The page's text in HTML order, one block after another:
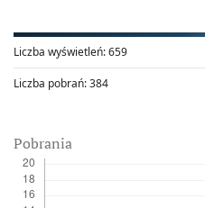
Liczba wyświetleń:659
Liczba pobrań:384
Pobrania